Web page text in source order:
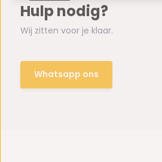
Hulp nodig?
Wij zitten voor je klaar.
Whatsapp ons